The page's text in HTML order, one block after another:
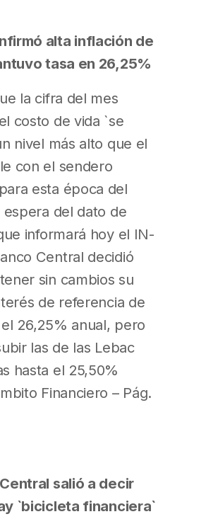
alta inflación de
tasa en 26,25%
la cifra del mes
costo de vida `se
nivel más alto que el
con el sendero
esta época del
espera del dato de
informará hoy el IN-
Central decidió
sin cambios su
de referencia de
26,25% anual, pero
las de las Lebac
hasta el 25,50%
Financiero – Pág.
salió a decir
`bicicleta financiera`